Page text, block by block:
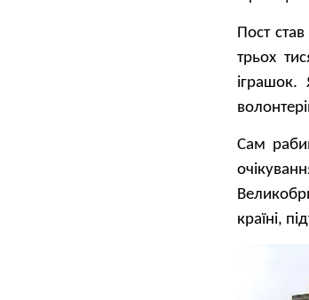
Пост
трьох
іграшок.
Сам
країні,